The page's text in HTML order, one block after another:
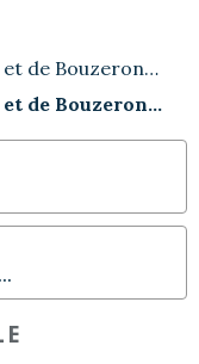
de Bouzeron…